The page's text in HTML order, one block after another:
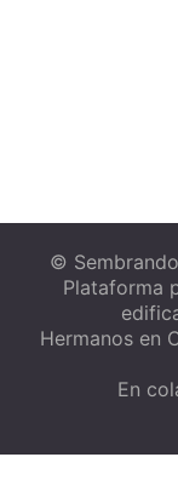
©
Plataforma
Hermanos en
En